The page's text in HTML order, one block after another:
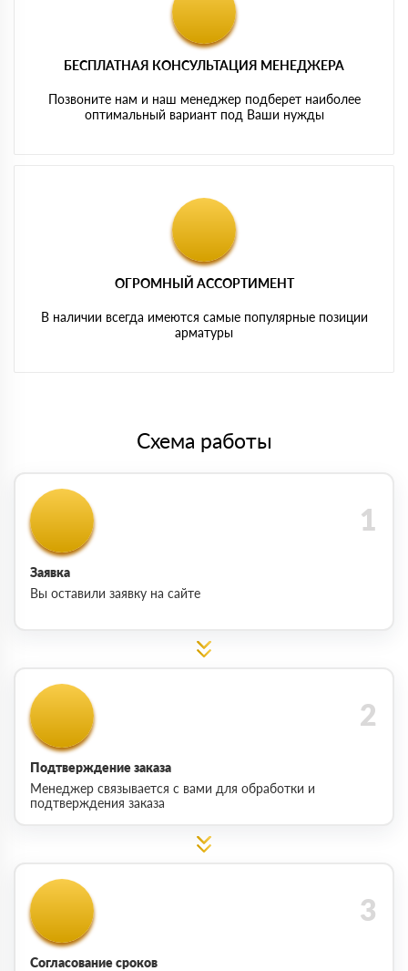
БЕСПЛАТНАЯ КОНСУЛЬТАЦИЯ МЕНЕДЖЕРА
Позвоните нам и наш менеджер подберет наиболее
оптимальный вариант под Ваши нужды
ОГРОМНЫЙ АССОРТИМЕНТ
В наличии всегда имеются самые популярные позиции
арматуры
Схема работы
Заявка
Вы оставили заявку на сайте
Подтверждение заказа
Менеджер связывается с вами для обработки и
подтверждения заказа
Согласование сроков